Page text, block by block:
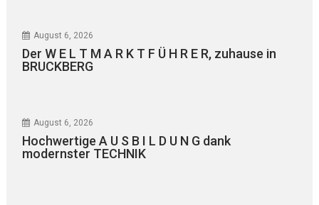
August 6, 2026
Der W E L T M A R K T F Ü H R E R, zuhause in
BRUCKBERG
August 6, 2026
Hochwertige A U S B I L D U N G dank
modernster TECHNIK